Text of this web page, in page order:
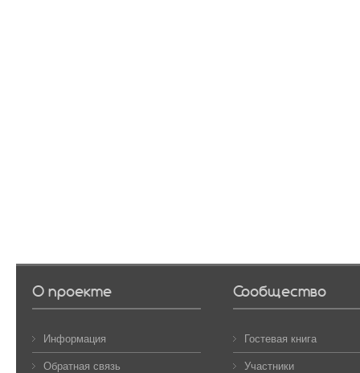
О проекте
Информация
Обратная связь
Сообщество
Гостевая книга
Участники